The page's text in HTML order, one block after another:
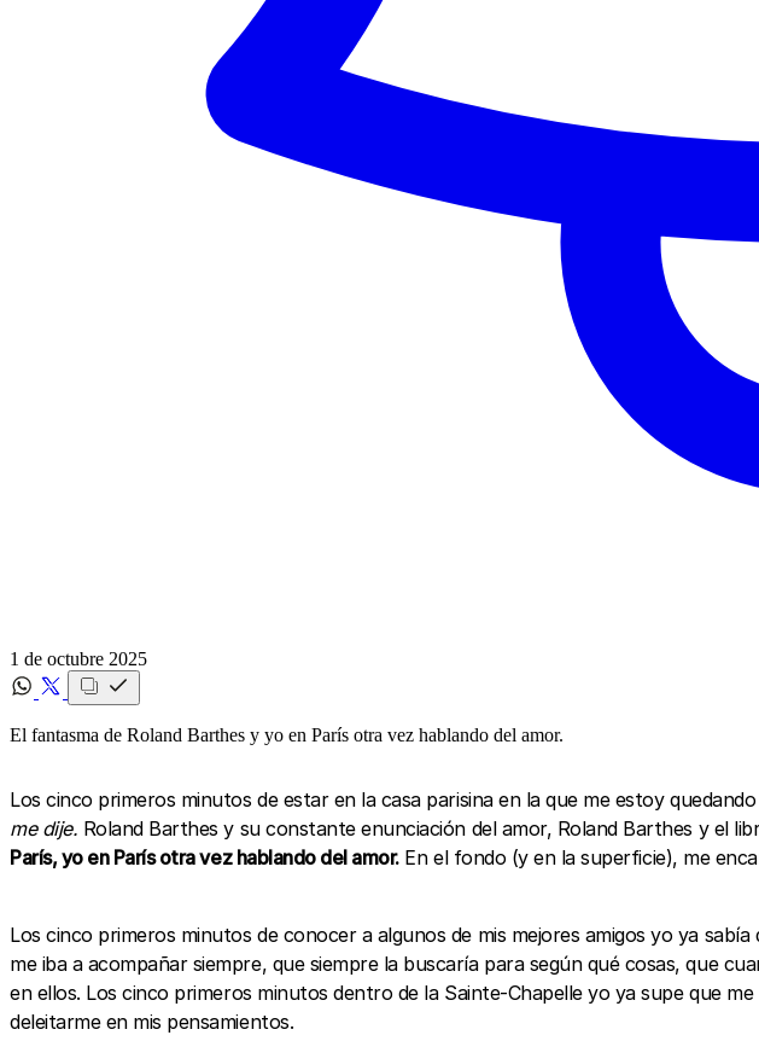
1 de octubre 2025
El fantasma de Roland Barthes y yo en París otra vez hablando del amor.
Los cinco primeros minutos de estar en la casa parisina en la que me estoy
me dije. Roland Barthes y su constante enunciación del amor, Roland Barthes y el
París, yo en París otra vez hablando del amor.En el fondo (y en la superficie), me
Los cinco primeros minutos de conocer a algunos de mis mejores amigos yo ya
me iba a acompañar siempre, que siempre la buscaría para según qué cosas, que
en ellos. Los cinco primeros minutos dentro de la Sainte-Chapelle yo ya supe que
deleitarme en mis pensamientos.